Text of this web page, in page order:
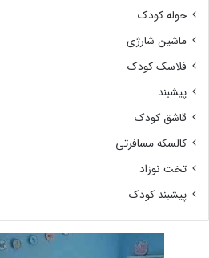
حوله کودک
ماشین شارژی
فلاسک کودک
پیشبند
قاشق کودک
کالسکه مسافرتی
تخت نوزاد
پیشبند کودک